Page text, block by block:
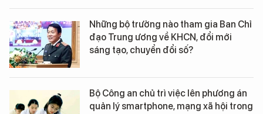
Những bộ trưởng nào tham gia Ban Chỉ
đạo Trung ương về KHCN, đổi mới
sáng tạo, chuyển đổi số?
Bộ Công an chủ trì việc lên phương án
quản lý smartphone, mạng xã hội trong